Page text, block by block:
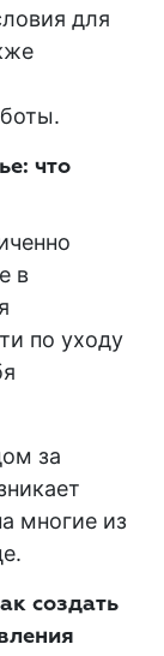
для
что
в
по уходу
за
многие из
создать